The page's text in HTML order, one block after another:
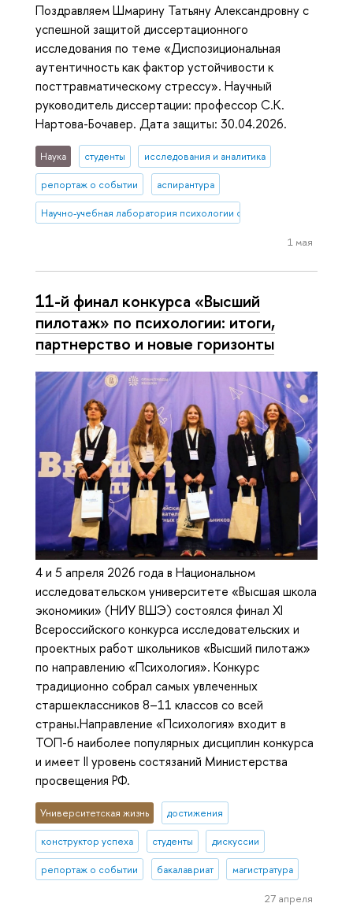
Поздравляем Шмарину Татьяну Александровну с
успешной защитой диссертационного
исследования по теме «Диспозициональная
аутентичность как фактор устойчивости к
посттравматическому стрессу». Научный
руководитель диссертации: профессор С.К.
Нартова-Бочавер. Дата защиты: 30.04.2026.
Наука студенты исследования и аналитика
репортаж о событии аспирантура
Научно-учебная лаборатория психологии салютогенной среды
1 мая
11-й финал конкурса «Высший
пилотаж» по психологии: итоги,
партнерство и новые горизонты
4 и 5 апреля 2026 года в Национальном
исследовательском университете «Высшая школа
экономики» (НИУ ВШЭ) состоялся финал XI
Всероссийского конкурса исследовательских и
проектных работ школьников «Высший пилотаж»
по направлению «Психология». Конкурс
традиционно собрал самых увлеченных
старшеклассников 8–11 классов со всей
страны.Направление «Психология» входит в
ТОП-6 наиболее популярных дисциплин конкурса
и имеет II уровень состязаний Министерства
просвещения РФ.
Университетская жизнь достижения
конструктор успеха студенты дискуссии
репортаж о событии бакалавриат магистратура
27 апреля